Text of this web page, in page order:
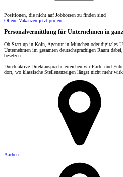
Positionen, die nicht auf Jobbörsen zu finden sind
Offene Vakanzen jetzt prüfen
Personalvermittlung für Unternehmen in
Ob Start-up in Köln, Agentur in München oder digitales
Unternehmen im gesamten deutschsprachigen Raum
besetzen.
Durch aktive Direktansprache erreichen wir Fach- und
dort, wo klassische Stellenanzeigen längst nicht mehr
Aachen